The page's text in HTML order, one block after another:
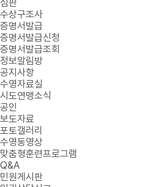
심판
수상구조사
증명서발급
증명서발급신청
증명서발급조회
정보알림방
공지사항
수영자료실
시도연맹소식
공인
보도자료
포토갤러리
수영동영상
맞춤형훈련프로그램
Q&A
민원게시판